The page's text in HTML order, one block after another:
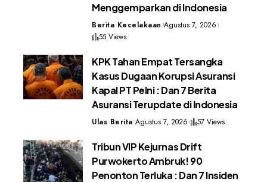
Menggemparkan di Indonesia
Berita Kecelakaan Agustus 7, 2026
55 Views
KPK Tahan Empat Tersangka
Kasus Dugaan Korupsi Asuransi
Kapal PT Pelni : Dan 7 Berita
Asuransi Terupdate di Indonesia
Ulas Berita Agustus 7, 2026 57 Views
Tribun VIP Kejurnas Drift
Purwokerto Ambruk! 90
Penonton Terluka : Dan 7 Insiden